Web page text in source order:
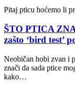
Pitaj pticu hoćemo li
ŠTO PTICA
zašto ‘bird test’
Neobičan hobi zvan i
znači da sada ptice
kako…